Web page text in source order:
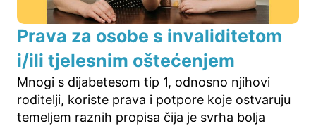
Prava za osobe s invaliditetom
i/ili tjelesnim oštećenjem
Mnogi s dijabetesom tip 1, odnosno njihovi
roditelji, koriste prava i potpore koje ostvaruju
temeljem raznih propisa čija je svrha bolja